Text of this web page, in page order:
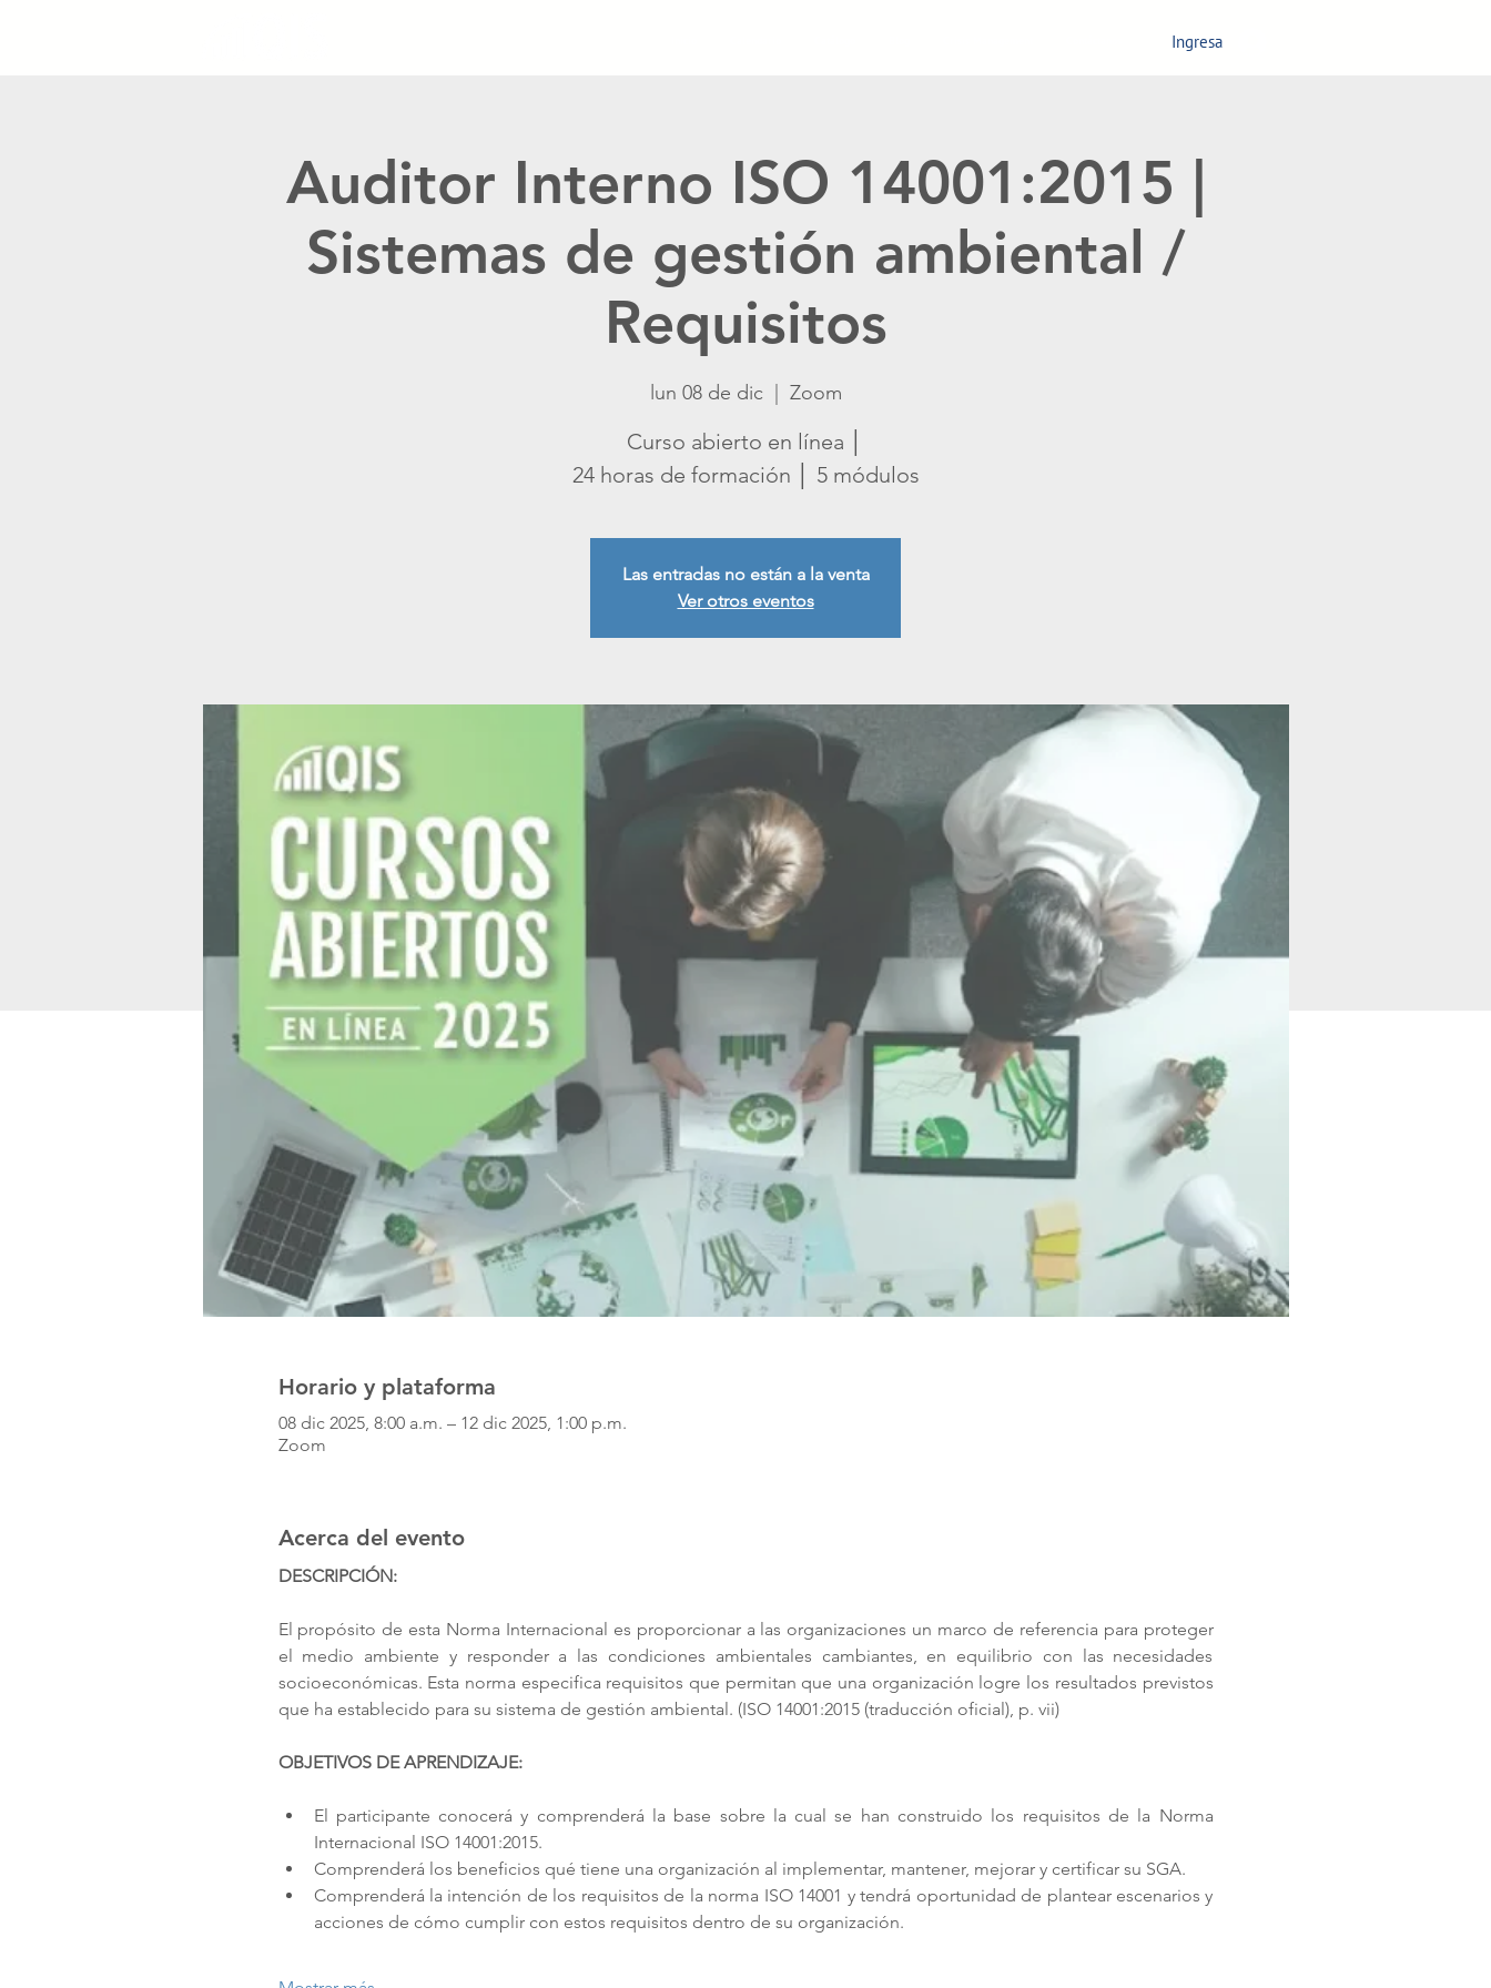
Ingresa
Auditor Interno ISO 14001:2015 |
Sistemas de gestión ambiental /
Requisitos
lun 08 de dic
  |
Zoom
Curso abierto en línea │
24 horas de formación │ 5 módulos
Las entradas no están a la venta
Ver otros eventos
Horario y plataforma
08 dic 2025, 8:00 a.m. – 12 dic 2025, 1:00 p.m.
Zoom
Acerca del evento
DESCRIPCIÓN:
El propósito de esta Norma Internacional es proporcionar a las organizaciones un marco de referencia para proteger
el medio ambiente y responder a las condiciones ambientales cambiantes, en equilibrio con las necesidades
socioeconómicas. Esta norma especifica requisitos que permitan que una organización logre los resultados previstos
que ha establecido para su sistema de gestión ambiental. (ISO 14001:2015 (traducción oficial), p. vii)
OBJETIVOS DE APRENDIZAJE:
El participante conocerá y comprenderá la base sobre la cual se han construido los requisitos de la Norma
Internacional ISO 14001:2015.
Comprenderá los beneficios qué tiene una organización al implementar, mantener, mejorar y certificar su SGA.
Comprenderá la intención de los requisitos de la norma ISO 14001 y tendrá oportunidad de plantear escenarios y
acciones de cómo cumplir con estos requisitos dentro de su organización.